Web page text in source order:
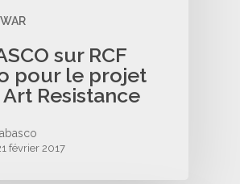
WAR
sur RCF
pour le projet
Resistance
février 2017